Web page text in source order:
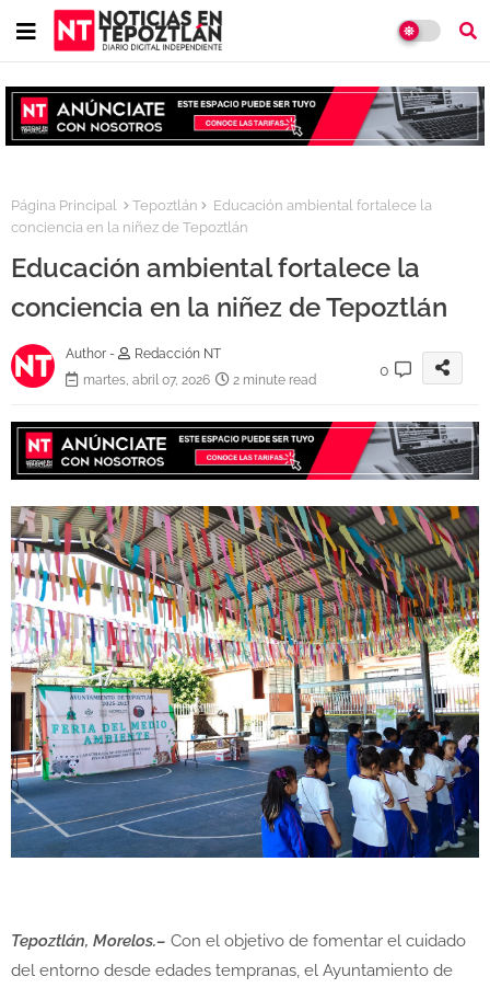
Página Principal Tepoztlán
Educación ambiental fortalece la
conciencia en la niñez de Tepoztlán
Educación ambiental fortalece la
conciencia en la niñez de Tepoztlán
Author -
Redacción NT
martes, abril 07, 2026
2 minute read
0
Tepoztlán, Morelos.– Con el objetivo de fomentar el cuidado
del entorno desde edades tempranas, el Ayuntamiento de